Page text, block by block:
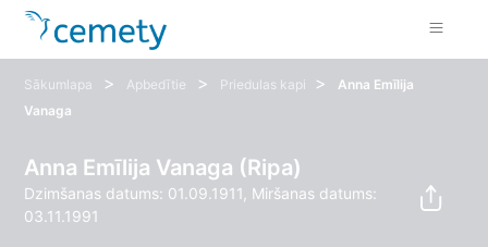
Sākumlapa > Apbedītie > Priedulas kapi >
Anna Emīlija
Vanaga
Anna Emīlija Vanaga (Ripa)
Dzimšanas datums: 01.09.1911, Miršanas datums:
03.11.1991